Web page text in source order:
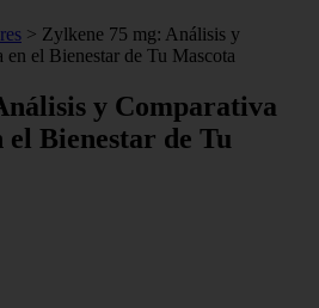
> Zylkene 75 mg: Análisis y
el Bienestar de Tu Mascota
y Comparativa
el Bienestar de Tu